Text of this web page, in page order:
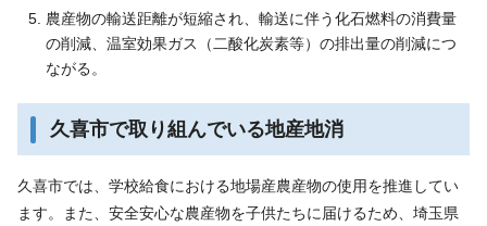
農産物の輸送距離が短縮され、輸送に伴う化石燃料の消費量
の削減、温室効果ガス（二酸化炭素等）の排出量の削減につ
ながる。
久喜市で取り組んでいる地産地消
久喜市では、学校給食における地場産農産物の使用を推進してい
ます。また、安全安心な農産物を子供たちに届けるため、埼玉県